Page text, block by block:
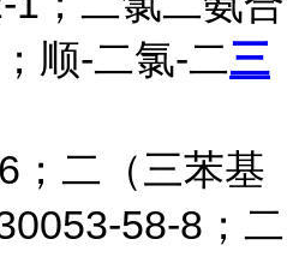
顺-二氯-二三
；二（三苯基
58-8；二